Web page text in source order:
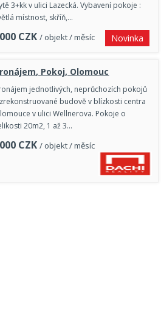
3+kk v ulici Lazecká. Vybavení pokoje :
místnost, skříň,…
CZK / objekt / měsíc Novinka
Pokoj, Olomouc
jednotlivých, neprůchozích pokojů
budově v blízkosti centra
v ulici Wellnerova. Pokoje o
20m2, 1 až 3…
CZK / objekt / měsíc